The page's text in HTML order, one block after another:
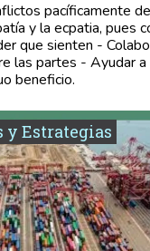
pacíficamente
y la ecpatia, pues
que sienten -
las partes - Ayudar
beneficio.
y Estrategias